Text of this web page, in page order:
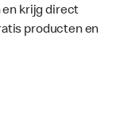
en krijg direct
producten en